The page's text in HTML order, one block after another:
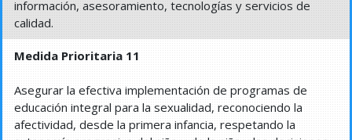
información, asesoramiento, tecnologías y servicios de
calidad.
Medida Prioritaria 11
Asegurar la efectiva implementación de programas de
educación integral para la sexualidad, reconociendo la
afectividad, desde la primera infancia, respetando la